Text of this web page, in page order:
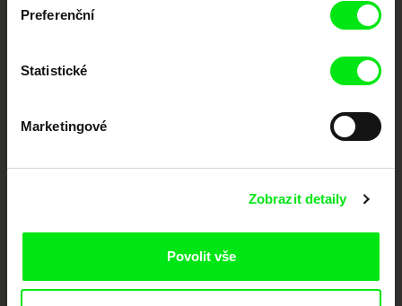
Preferenční
Statistické
Marketingové
Zobrazit detaily
Povolit vše
festivalů dokumentárního filmu sdružených do Doc Alliance. Naším cílem je
podporovat kvalitní autorské filmy.